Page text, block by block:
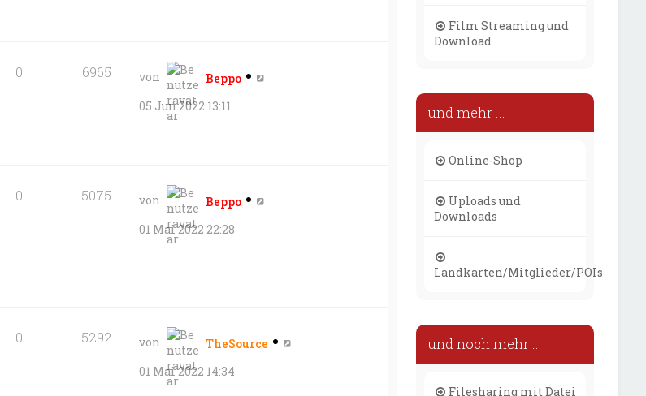
0 6965 von
Beppo
05 Jun 2022 13:11
0 5075 von
Beppo
01 Mai 2022 22:28
0 5292 von
TheSource
01 Mai 2022 14:34
Film Streaming und
Download
und mehr ...
Online-Shop
Uploads und
Downloads
Landkarten/Mitglieder/POIs
und noch mehr ...
Filesharing mit Datei